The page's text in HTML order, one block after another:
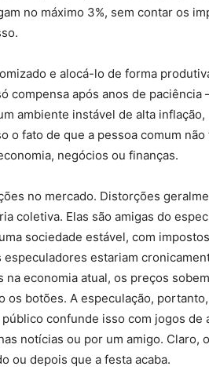
no máximo 3%, sem contar os
e alocá-lo de forma
compensa após anos de
ambiente instável de alta
o fato de que a pessoa comum não
negócios ou finanças.
no mercado. Distorções
coletiva. Elas são amigas do
sociedade estável, com
especuladores estariam
economia atual, os preços
os botões. A especulação,
confunde isso com jogos
notícias ou por um amigo. Claro,
ou depois que a festa acaba.